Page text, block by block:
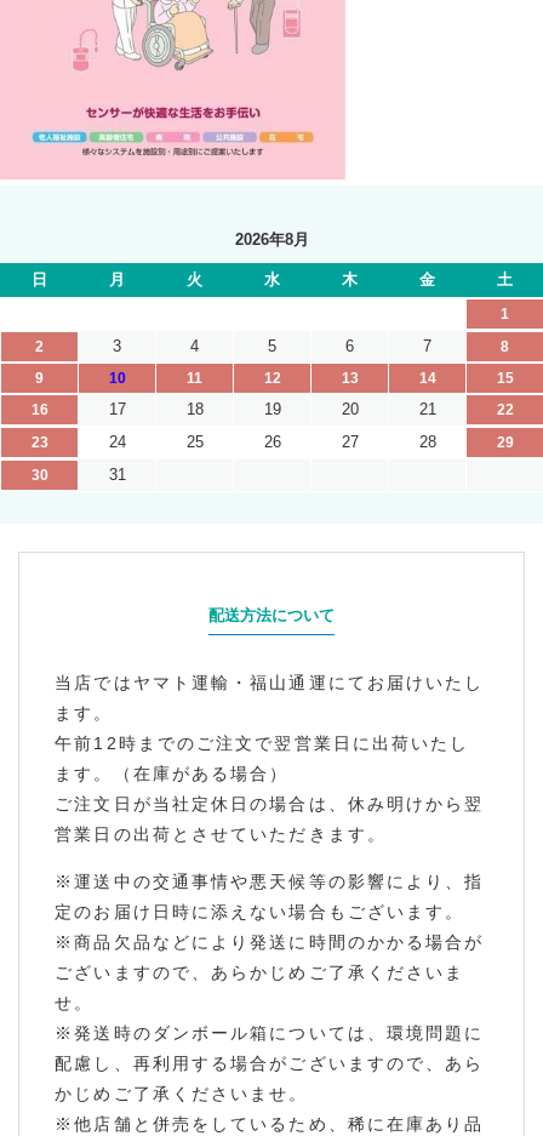
2026年8月
日 月 火 水 木 金 土
1
2
3 4 5 6 7
8
9
10 11 12 13 14
15
16
17 18 19 20 21
22
23
24 25 26 27 28
29
30
31
配送方法について
当店ではヤマト運輸・福山通運にてお届けいたし
ます。
午前12時までのご注文で翌営業日に出荷いたし
ます。（在庫がある場合）
ご注文日が当社定休日の場合は、休み明けから翌
営業日の出荷とさせていただきます。
※運送中の交通事情や悪天候等の影響により、指
定のお届け日時に添えない場合もございます。
※商品欠品などにより発送に時間のかかる場合が
ございますので、あらかじめご了承くださいま
せ。
※発送時のダンボール箱については、環境問題に
配慮し、再利用する場合がございますので、あら
かじめご了承くださいませ。
※他店舗と併売をしているため、稀に在庫あり品